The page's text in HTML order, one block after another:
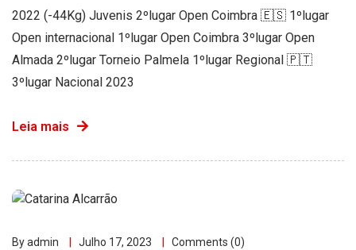
2022 (-44Kg) Juvenis 2ºlugar Open Coimbra 🇪🇸 1ºlugar
Open internacional 1ºlugar Open Coimbra 3ºlugar Open
Almada 2ºlugar Torneio Palmela 1ºlugar Regional 🇵🇹
3ºlugar Nacional 2023
Leia mais
By admin Julho 17, 2023 Comments (0)